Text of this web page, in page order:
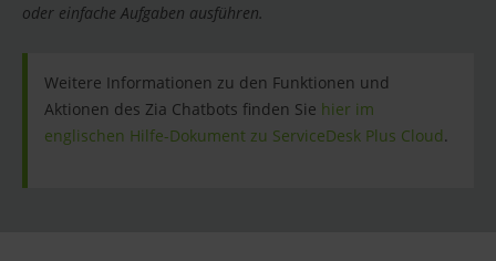
oder einfache Aufgaben ausführen.
Weitere Informationen zu den Funktionen und
Aktionen des Zia Chatbots finden Sie hier im
englischen Hilfe-Dokument zu ServiceDesk Plus Cloud.